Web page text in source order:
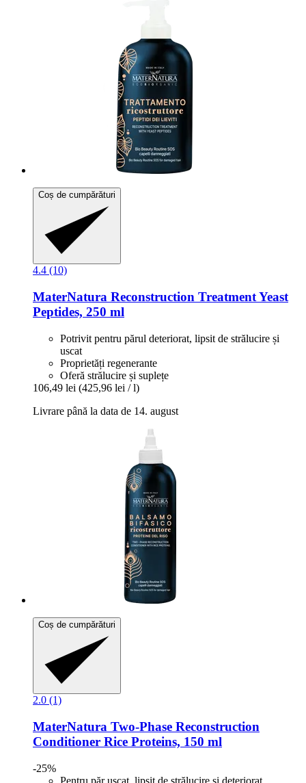
Coș de cumpărături
4.4 (10)
MaterNatura Reconstruction Treatment Yeast
Peptides, 250 ml
Potrivit pentru părul deteriorat, lipsit de strălucire și
uscat
Proprietăți regenerante
Oferă strălucire și suplețe
106,49 lei (425,96 lei / l)
Livrare până la data de 14. august
Coș de cumpărături
2.0 (1)
MaterNatura Two-​Phase Reconstruction
Conditioner Rice Proteins, 150 ml
-25%
Pentru păr uscat, lipsit de strălucire și deteriorat